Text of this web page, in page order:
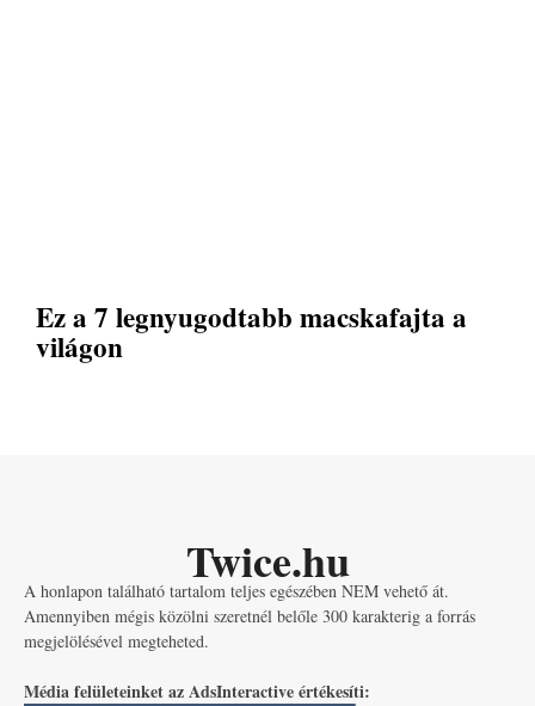
Ez a 7 legnyugodtabb macskafajta a
világon
Twice.hu
A honlapon található tartalom teljes egészében NEM vehető át.
Amennyiben mégis közölni szeretnél belőle 300 karakterig a forrás
megjelölésével megteheted.
Média felületeinket az AdsInteractive értékesíti: